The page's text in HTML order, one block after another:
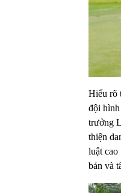
Hiểu rõ
đội
trưởng
thiện
luật
bản và